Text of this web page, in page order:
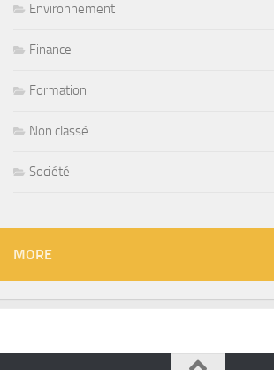
Environnement
Finance
Formation
Non classé
Société
MORE